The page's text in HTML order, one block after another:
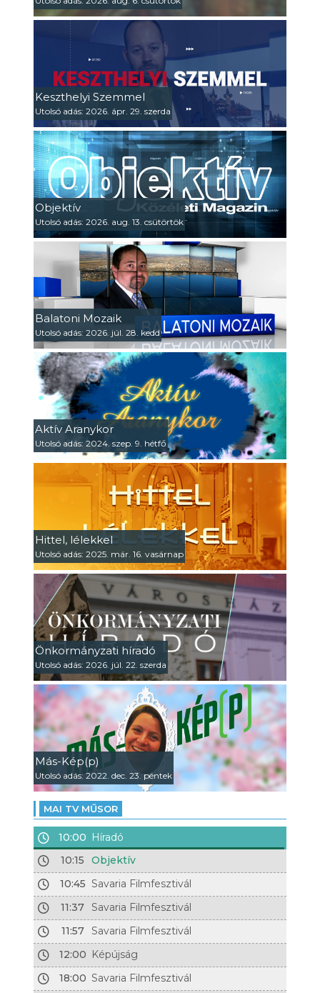
Keszthelyi Szemmel
Utolsó adás: 2026. ápr. 29. szerda
Objektív
Utolsó adás: 2026. aug. 13. csütörtök
Balatoni Mozaik
Utolsó adás: 2026. júl. 28. kedd
Aktív Aranykor
Utolsó adás: 2024. szep. 9. hétfő
Hittel, lélekkel
Utolsó adás: 2025. már. 16. vasárnap
Önkormányzati híradó
Utolsó adás: 2026. júl. 22. szerda
Más-Kép(p)
Utolsó adás: 2022. dec. 23. péntek
MAI TV MŰSOR
10:00 Híradó
10:15
Objektív
10:45 Savaria Filmfesztivál
11:37
Savaria Filmfesztivál
11:57 Savaria Filmfesztivál
12:00 Képújság
18:00 Savaria Filmfesztivál